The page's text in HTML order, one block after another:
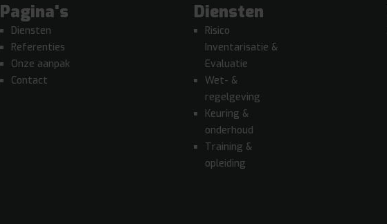
Pagina's
Diensten
Referenties
Onze aanpak
Contact
Diensten
Risico
Inventarisatie &
Evaluatie
Wet- &
regelgeving
Keuring &
onderhoud
Training &
opleiding